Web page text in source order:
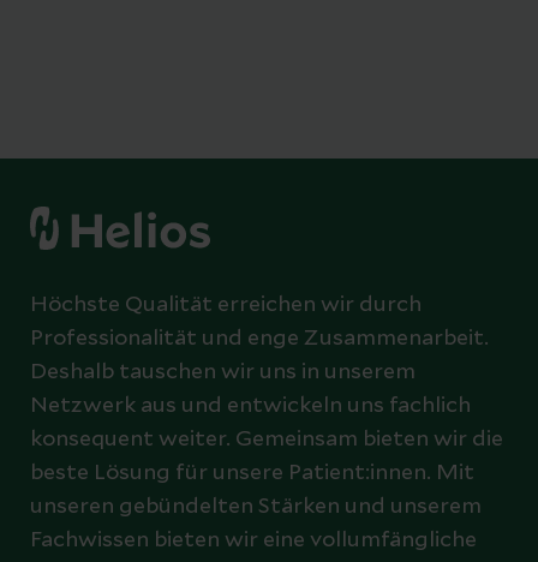
Höchste Qualität erreichen wir durch
Professionalität und enge Zusammenarbeit.
Deshalb tauschen wir uns in unserem
Netzwerk aus und entwickeln uns fachlich
konsequent weiter. Gemeinsam bieten wir die
beste Lösung für unsere Patient:innen. Mit
unseren gebündelten Stärken und unserem
Fachwissen bieten wir eine vollumfängliche